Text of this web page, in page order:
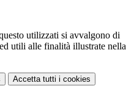
utilizzati si avvalgono di
utili alle finalità illustrate nella
Accetta tutti i cookies